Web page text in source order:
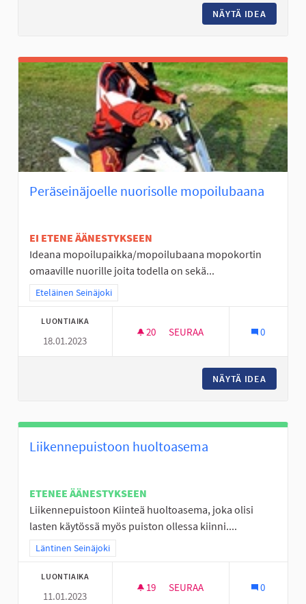
NÄYTÄ IDEA
Peräseinäjoelle nuorisolle mopoilubaana
EI ETENE ÄÄNESTYKSEEN
Ideana mopoilupaikka/mopoilubaana mopokortin
omaaville nuorille joita todella on sekä...
Rajaa tulokset teeman mukaan: Eteläinen Seinäjoki
Eteläinen Seinäjoki
LUONTIAIKA
18.01.2023
20 20 SEURAAJAA
SEURAA 0
NÄYTÄ IDEA
Liikennepuistoon huoltoasema
ETENEE ÄÄNESTYKSEEN
Liikennepuistoon Kiinteä huoltoasema, joka olisi
lasten käytössä myös puiston ollessa kiinni....
Rajaa tulokset teeman mukaan: Läntinen Seinäjoki
Läntinen Seinäjoki
LUONTIAIKA
11.01.2023
19 19 SEURAAJAA
SEURAA 0